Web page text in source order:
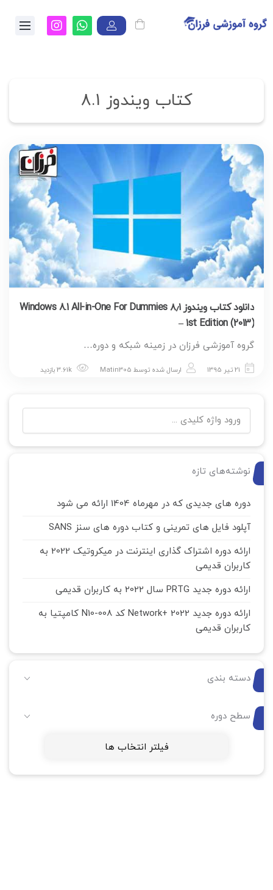
کتاب ویندوز 8.1
دانلود کتاب ویندوز ۸٫۱ Windows 8.1 All-in-One For Dummies
– 1st Edition (2013)
گروه آموزشی فرزان در زمینه شبکه و دوره…
21 تیر 1395 ارسال شده توسط Matin305
نوشته‌های تازه
دوره های جدیدی که در مهرماه 1404 ارائه می شود
آپلود فایل های تمرینی و کتاب دوره های سنز SANS
ارائه دوره اشتراک گذاری اینترنت در میکروتیک 2022 به
کاربران قدیمی
ارائه دوره جدید PRTG سال 2022 به کاربران قدیمی
ارائه دوره جدید Network+ 2022 کد N10-008 کامپتیا به
کاربران قدیمی
دسته بندی
سطح دوره
فیلتر انتخاب ها